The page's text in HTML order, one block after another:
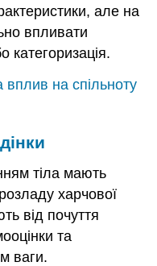
але на
впливати
категоризація.
на спільноту
тіла мають
харчової
від почуття
та
ваги.